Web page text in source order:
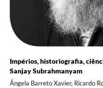
Impérios, historiografia,
Sanjay Subrahmanyam
Ângela Barreto Xavier, Ricardo